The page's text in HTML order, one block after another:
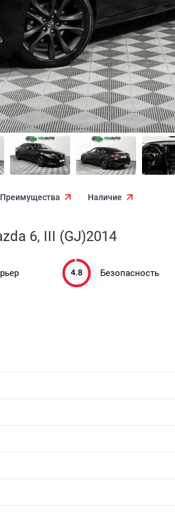
Преимущества Наличие
6, III (GJ)2014
4.8 Безопасность